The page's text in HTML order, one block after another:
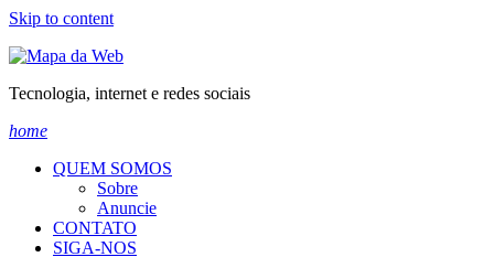
Skip to content
Tecnologia, internet e redes sociais
home
QUEM SOMOS
Sobre
Anuncie
CONTATO
SIGA-NOS